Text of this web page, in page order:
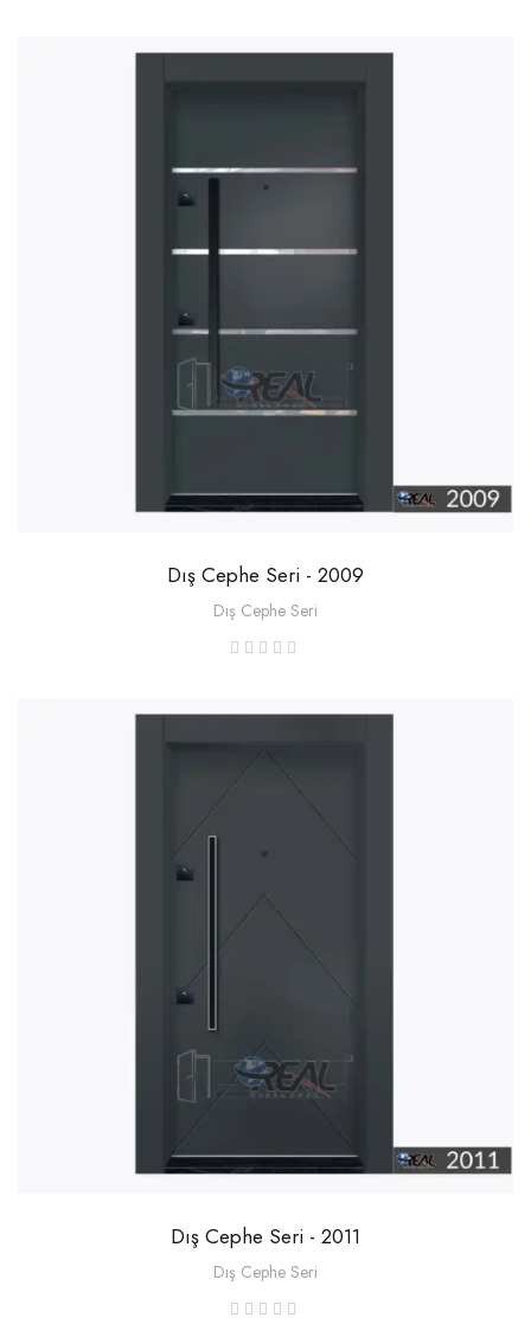
Dış Cephe Seri - 2009
Dış Cephe Seri
Dış Cephe Seri - 2011
Dış Cephe Seri